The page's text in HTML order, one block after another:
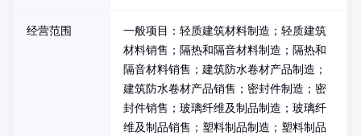
经营范围
一般项目：轻质建筑材料制造；轻质建筑
材料销售；隔热和隔音材料制造；隔热和
隔音材料销售；建筑防水卷材产品制造；
建筑防水卷材产品销售；密封件制造；密
封件销售；玻璃纤维及制品制造；玻璃纤
维及制品销售；塑料制品制造；塑料制品